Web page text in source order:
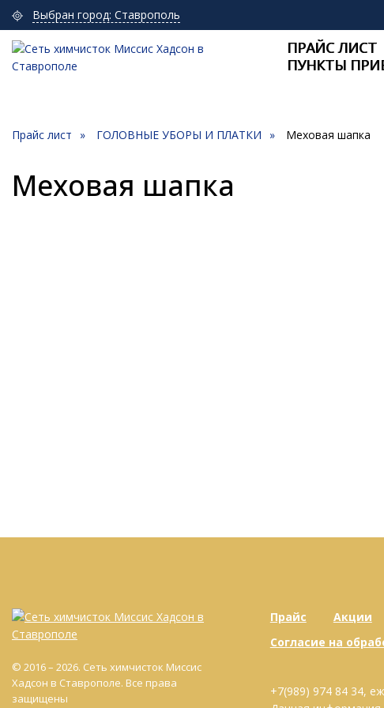
Выбран город: Ставрополь
ПРАЙС ЛИСТ
ПУНКТЫ
Прайс лист ГОЛОВНЫЕ УБОРЫ И ПЛАТКИ Меховая шапка
Меховая шапка
© 2016 – 2026. Сеть химчисток Миссис
Хадсон в Ставрополе. Все права
защищены
Прайс Акции
Согласие на
+7(989) 974 84 34,